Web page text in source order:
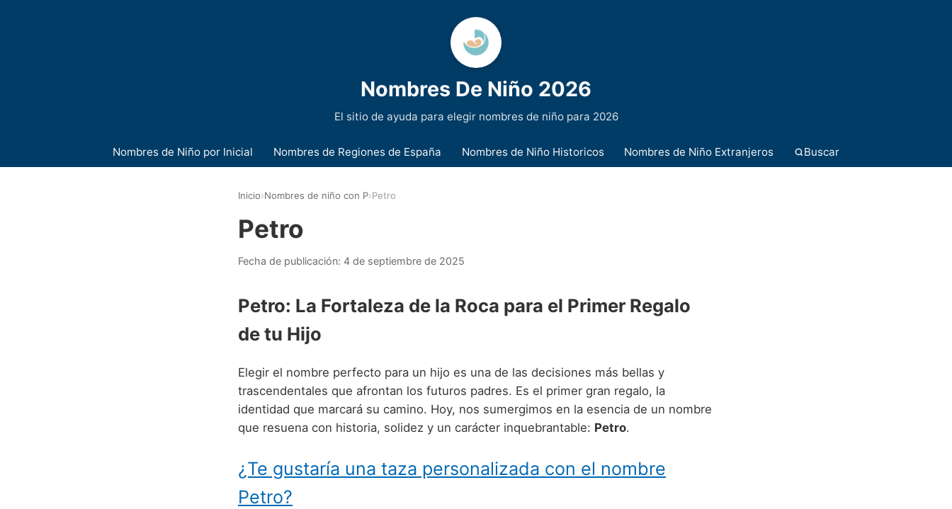
Nombres De Niño 2026
El sitio de ayuda para elegir nombres de niño para 2026
Nombres de Niño por Inicial Nombres de Regiones de España Nombres de Niño Historicos Nombres de Niño Extranjeros Buscar
Inicio›Nombres de niño con P›Petro
Petro
Fecha de publicación: 4 de septiembre de 2025
Petro: La Fortaleza de la Roca para el Primer Regalo
de tu Hijo
Elegir el nombre perfecto para un hijo es una de las decisiones más bellas y
trascendentales que afrontan los futuros padres. Es el primer gran regalo, la
identidad que marcará su camino. Hoy, nos sumergimos en la esencia de un nombre
que resuena con historia, solidez y un carácter inquebrantable: Petro.
¿Te gustaría una taza personalizada con el nombre
Petro?